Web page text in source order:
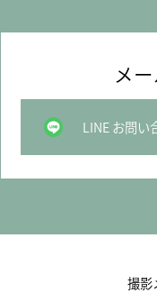
メ
LINE お問い
撮影